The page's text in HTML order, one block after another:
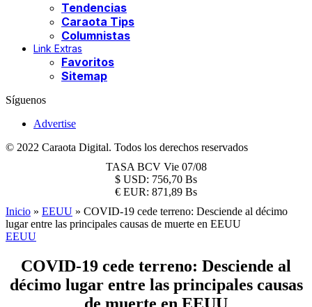
Tendencias
Caraota Tips
Columnistas
Link Extras
Favoritos
Sitemap
Síguenos
Advertise
© 2022 Caraota Digital. Todos los derechos reservados
TASA BCV Vie 07/08
$ USD: 756,70 Bs
€ EUR: 871,89 Bs
Inicio » EEUU » COVID-19 cede terreno: Desciende al décimo
lugar entre las principales causas de muerte en EEUU
EEUU
COVID-19 cede terreno: Desciende al
décimo lugar entre las principales causas